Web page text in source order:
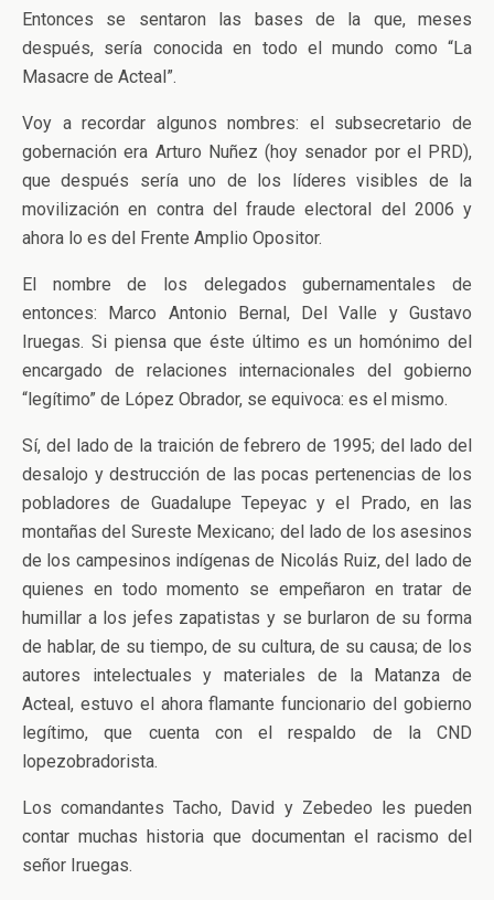
Entonces se sentaron las bases de la que, meses
después, sería conocida en todo el mundo como “La
Masacre de Acteal”.
Voy a recordar algunos nombres: el subsecretario de
gobernación era Arturo Nuñez (hoy senador por el PRD),
que después sería uno de los líderes visibles de la
movilización en contra del fraude electoral del 2006 y
ahora lo es del Frente Amplio Opositor.
El nombre de los delegados gubernamentales de
entonces: Marco Antonio Bernal, Del Valle y Gustavo
Iruegas. Si piensa que éste último es un homónimo del
encargado de relaciones internacionales del gobierno
“legítimo” de López Obrador, se equivoca: es el mismo.
Sí, del lado de la traición de febrero de 1995; del lado del
desalojo y destrucción de las pocas pertenencias de los
pobladores de Guadalupe Tepeyac y el Prado, en las
montañas del Sureste Mexicano; del lado de los asesinos
de los campesinos indígenas de Nicolás Ruiz, del lado de
quienes en todo momento se empeñaron en tratar de
humillar a los jefes zapatistas y se burlaron de su forma
de hablar, de su tiempo, de su cultura, de su causa; de los
autores intelectuales y materiales de la Matanza de
Acteal, estuvo el ahora flamante funcionario del gobierno
legítimo, que cuenta con el respaldo de la CND
lopezobradorista.
Los comandantes Tacho, David y Zebedeo les pueden
contar muchas historia que documentan el racismo del
señor Iruegas.